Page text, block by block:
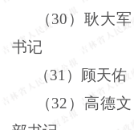
（30 ）耿大军
书记
（31 ）顾天佑
（32 ）高德文